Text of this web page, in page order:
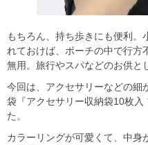
もちろん、持ち歩きにも便利。
れておけば、ポーチの中で行方
無用。旅行やスパなどのお供と
今回は、アクセサリーなどの細
袋『アクセサリー収納袋10枚
た。
カラーリングが可愛くて、中身